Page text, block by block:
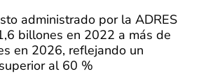
administrado por la ADRES
billones en 2022 a más de
en 2026, reflejando un
al 60 %